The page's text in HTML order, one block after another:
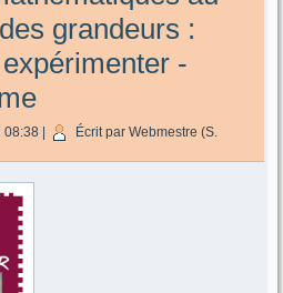
grandeurs :
-
08:38
Écrit par Webmestre (S.